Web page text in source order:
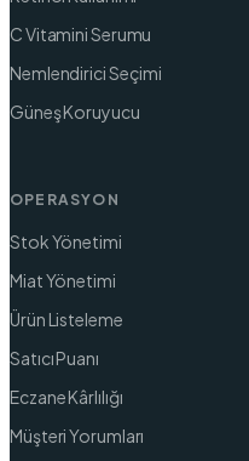
C Vitamini Serumu
Nemlendirici Seçimi
Güneş Koruyucu
OPERASYON
Stok Yönetimi
Miat Yönetimi
Ürün Listeleme
Satıcı Puanı
Eczane Kârlılığı
Müşteri Yorumları